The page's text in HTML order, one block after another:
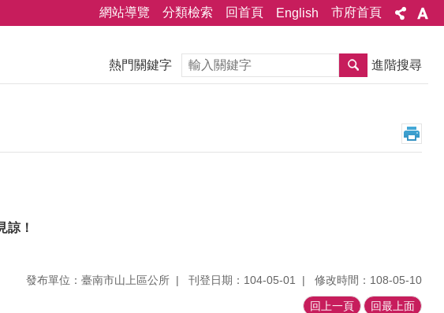
網站導覽 分類檢索 回首頁 English 市府首頁
熱門關鍵字 搜尋 進階搜尋
諒！
發布單位：臺南市山上區公所 刊登日期：104-05-01 修改時間：108-05-10
回上一頁 回最上面